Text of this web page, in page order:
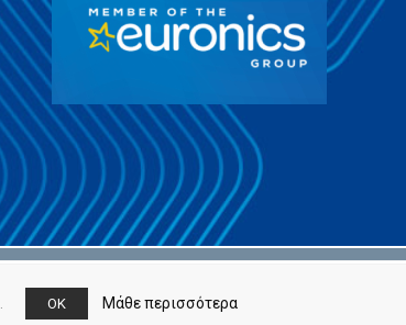
OK Μάθε περισσότερα